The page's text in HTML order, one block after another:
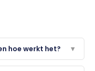
hoe werkt het? ▼